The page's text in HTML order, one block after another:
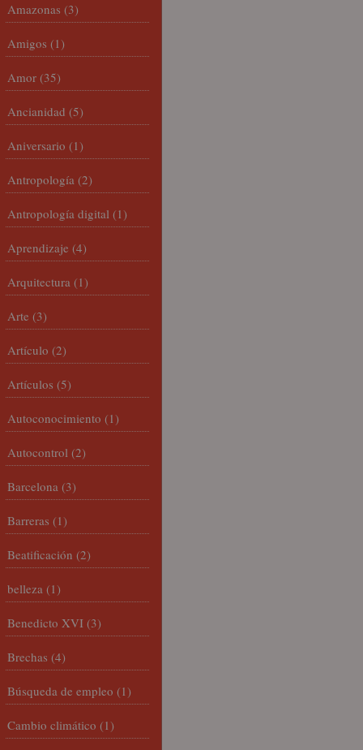
Amazonas (3)
Amigos (1)
Amor (35)
Ancianidad (5)
Aniversario (1)
Antropología (2)
Antropología digital (1)
Aprendizaje (4)
Arquitectura (1)
Arte (3)
Artículo (2)
Artículos (5)
Autoconocimiento (1)
Autocontrol (2)
Barcelona (3)
Barreras (1)
Beatificación (2)
belleza (1)
Benedicto XVI (3)
Brechas (4)
Búsqueda de empleo (1)
Cambio climático (1)